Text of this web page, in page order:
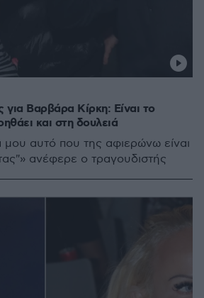
Βαρβάρα Κίρκη: Είναι το
και στη δουλειά
μου αυτό που της αφιερώνω είναι
ανέφερε ο τραγουδιστής